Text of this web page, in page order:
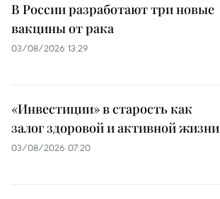
В России разработают три новые
вакцины от рака
03/08/2026 13:29
«Инвестиции» в старость как
залог здоровой и активной жизни
03/08/2026 07:20